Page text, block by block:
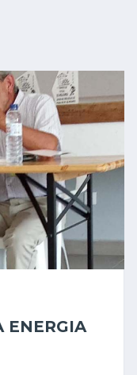
ENERGIA